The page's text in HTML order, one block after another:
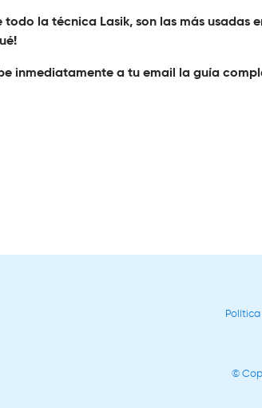
todo la técnica Lasik, son las más usadas
inmediatamente a tu email la guía
©